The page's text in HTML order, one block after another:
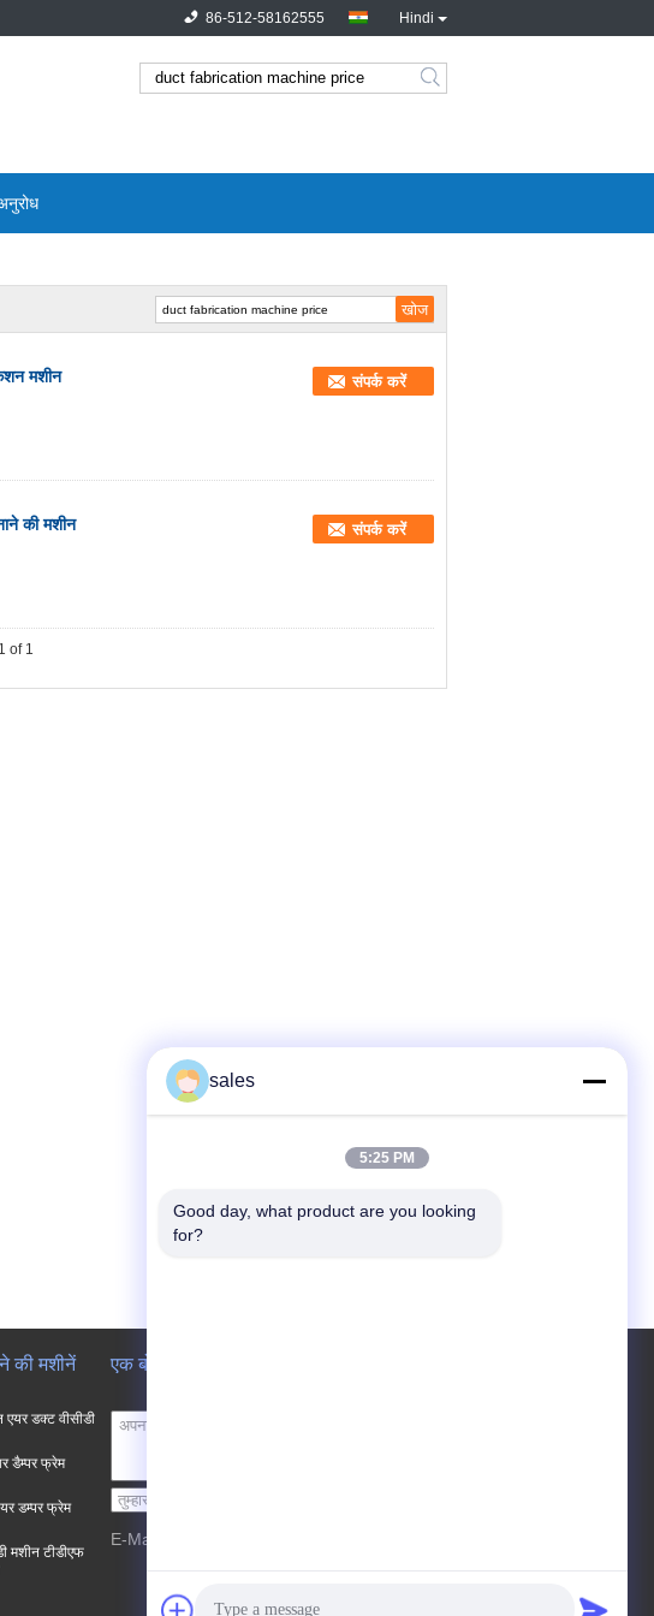
Hindi
86-512-58162555
मशीन संपर्क करें
की मशीन संपर्क करें
of 1
की मशीनें
डक्ट वीसीडी
डैम्पर फ्रेम
डम्पर फ्रेम
मशीन टीडीएफ
एक बोली का अनुरोध
E-Mail
sales
5:25 PM
Good day, what product are you looking
for?